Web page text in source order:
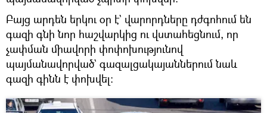
Բայց արդեն երկու օր է` վարորդները դժգոհում են
գազի գնի նոր հաշվարկից ու վստահեցնում, որ
չափման միավորի փոփոխությունով
պայմանավորված` գազալցակայաններում նաև
գազի գինն է փոխվել։